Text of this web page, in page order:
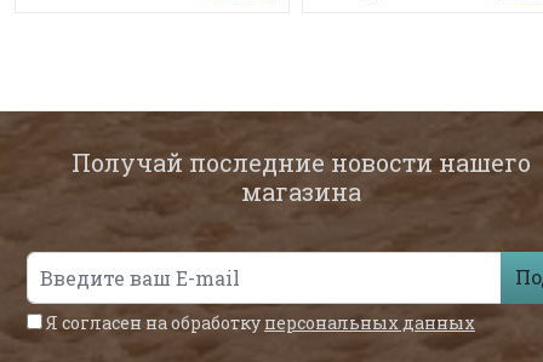
Получай последние новости нашего
магазина
Я согласен на обработку персональных данных